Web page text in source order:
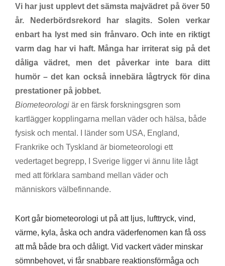
Vi har just upplevt det sämsta majvädret på över 50
år. Nederbördsrekord har slagits. Solen verkar
enbart ha lyst med sin frånvaro. Och inte en riktigt
varm dag har vi haft. Många har irriterat sig på det
dåliga vädret, men det påverkar inte bara ditt
humör – det kan också innebära lågtryck för dina
prestationer på jobbet.
Biometeorologi är en färsk forskningsgren som
kartlägger kopplingarna mellan väder och hälsa, både
fysisk och mental. I länder som USA, England,
Frankrike och Tyskland är biometeorologi ett
vedertaget begrepp, I Sverige ligger vi ännu lite lågt
med att förklara samband mellan väder och
människors välbefinnande.
Kort går biometeorologi ut på att ljus, lufttryck, vind,
värme, kyla, åska och andra väderfenomen kan få oss
att må både bra och dåligt. Vid vackert väder minskar
sömnbehovet, vi får snabbare reaktionsförmåga och